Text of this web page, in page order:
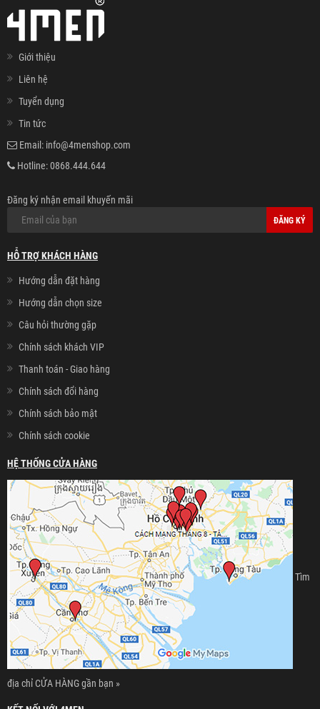
Giới thiệu
Liên hệ
Tuyển dụng
Tin tức
Email: info@4menshop.com
Hotline:0868.444.644
Đăng ký nhận email khuyến mãi
ĐĂNG KÝ
HỖ TRỢ KHÁCH HÀNG
Hướng dẫn đặt hàng
Hướng dẫn chọn size
Câu hỏi thường gặp
Chính sách khách VIP
Thanh toán - Giao hàng
Chính sách đổi hàng
Chính sách bảo mật
Chính sách cookie
HỆ THỐNG CỬA HÀNG
Tìm
địa chỉ CỬA HÀNG gần bạn »